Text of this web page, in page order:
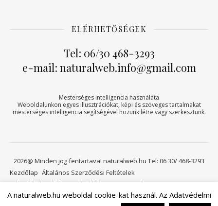
ELÉRHETŐSÉGEK
Tel: 06/30 468-3293
e-mail: naturalweb.info@gmail.com
Mesterséges intelligencia használata
Weboldalunkon egyes illusztrációkat, képi és szöveges tartalmakat
mesterséges intelligencia segítségével hozunk létre vagy szerkesztünk.
2026@ Minden jog fentartava! naturalweb.hu Tel: 06 30/ 468-3293
Kezdőlap Általános Szerződési Feltételek
Adatvédelmi tájékoztató
Elállási jog
Kapcsolat
Viszonteladóknak Kosár
A naturalweb.hu weboldal cookie-kat használ. Az Adatvédelmi